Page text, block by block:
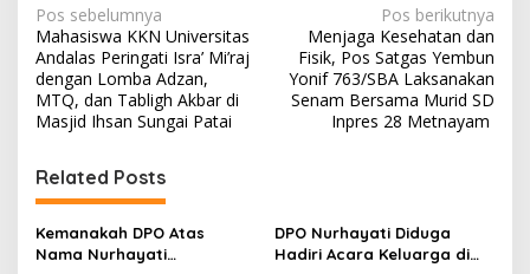
N
a
v
i
a
s
i
Pos sebelumnya
Mahasiswa KKN Universitas
Andalas Peringati Isra’ Mi’raj
dengan Lomba Adzan,
MTQ, dan Tabligh Akbar di
Masjid Ihsan Sungai Patai
Pos berikutnya
Menjaga Kesehatan dan
Fisik, Pos Satgas Yembun
Yonif 763/SBA Laksanakan
Senam Bersama Murid SD
Inpres 28 Metnayam
Related Posts
Kemanakah DPO Atas
Nama Nurhayati
DPO Nurhayati Diduga
Hadiri Acara Keluarga di